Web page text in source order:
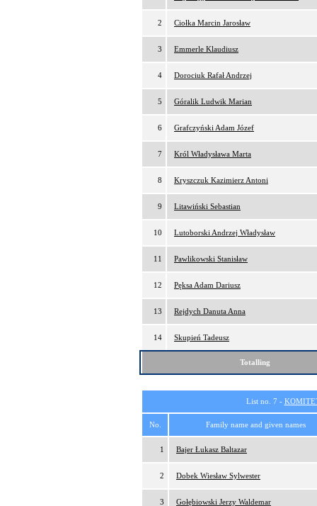
2 Ciołka Marcin Jarosław
3 Emmerle Klaudiusz
4 Dorociuk Rafał Andrzej
5 Góralik Ludwik Marian
6 Grafczyński Adam Józef
7 Król Władysława Marta
8 Kryszczuk Kazimierz Antoni
9 Litawiński Sebastian
10 Lutoborski Andrzej Władysław
11 Pawlikowski Stanisław
12 Pęksa Adam Dariusz
13 Rejdych Danuta Anna
14 Skupień Tadeusz
Totalling
List no. 7 -
No. Family name and given names
1 Bajer Łukasz Baltazar
2 Dobek Wiesław Sylwester
3 Gołębiowski Jerzy Waldemar